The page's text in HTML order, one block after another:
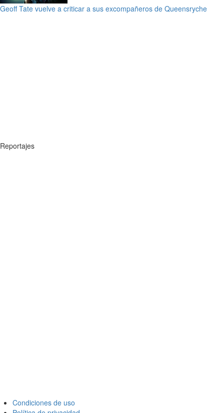
Geoff Tate vuelve a criticar a sus excompañeros de Queensryche
Reportajes
Condiciones de uso